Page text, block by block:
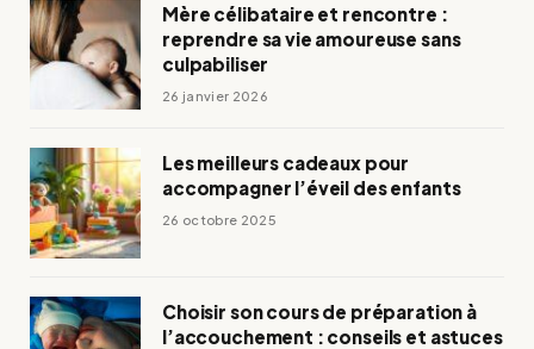
Mère célibataire et rencontre :
reprendre sa vie amoureuse sans
culpabiliser
26 janvier 2026
Les meilleurs cadeaux pour
accompagner l’éveil des enfants
26 octobre 2025
Choisir son cours de préparation à
l’accouchement : conseils et astuces